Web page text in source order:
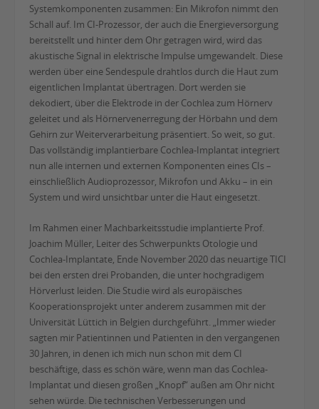
Systemkomponenten zusammen: Ein Mikrofon nimmt den
Schall auf. Im CI-Prozessor, der auch die Energieversorgung
bereitstellt und hinter dem Ohr getragen wird, wird das
akustische Signal in elektrische Impulse umgewandelt. Diese
werden über eine Sendespule drahtlos durch die Haut zum
eigentlichen Implantat übertragen. Dort werden sie
dekodiert, über die Elektrode in der Cochlea zum Hörnerv
geleitet und als Hörnervenerregung der Hörbahn und dem
Gehirn zur Weiterverarbeitung präsentiert. So weit, so gut.
Das vollständig implantierbare Cochlea-Implantat integriert
nun alle internen und externen Komponenten eines CIs –
einschließlich Audioprozessor, Mikrofon und Akku – in ein
System und wird unsichtbar unter die Haut eingesetzt.
Im Rahmen einer Machbarkeitsstudie implantierte Prof.
Joachim Müller, Leiter des Schwerpunkts Otologie und
Cochlea-Implantate, Ende November 2020 das neuartige TICI
bei den ersten drei Probanden, die unter hochgradigem
Hörverlust leiden. Die Studie wird als europäisches
Kooperationsprojekt unter anderem zusammen mit der
Universität Lüttich in Belgien durchgeführt. „Immer wieder
sagten mir Patientinnen und Patienten in den vergangenen
30 Jahren, in denen ich mich nun schon mit dem CI
beschäftige, dass es schön wäre, wenn man das Cochlea-
Implantat und diesen großen „Knopf“ außen am Ohr nicht
sehen würde. Die technischen Verbesserungen und